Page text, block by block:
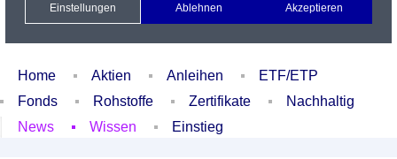
Xetra Realtime
Watchlist Portfolio Login
Home Aktien Anleihen
ETF/ETP
Fonds
Rohstoffe Zertifikate
Nachhaltig
News
Wissen Einstieg
Einstellungen Ablehnen Akzeptieren